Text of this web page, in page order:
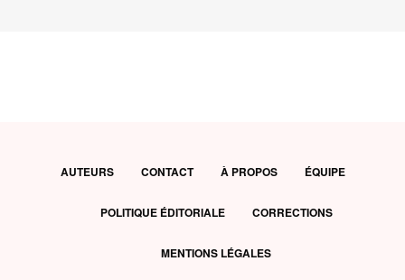
AUTEURS CONTACT À PROPOS ÉQUIPE
POLITIQUE ÉDITORIALE CORRECTIONS
MENTIONS LÉGALES